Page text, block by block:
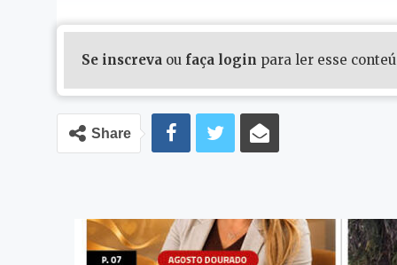
Se inscreva ou faça login para ler esse
Share